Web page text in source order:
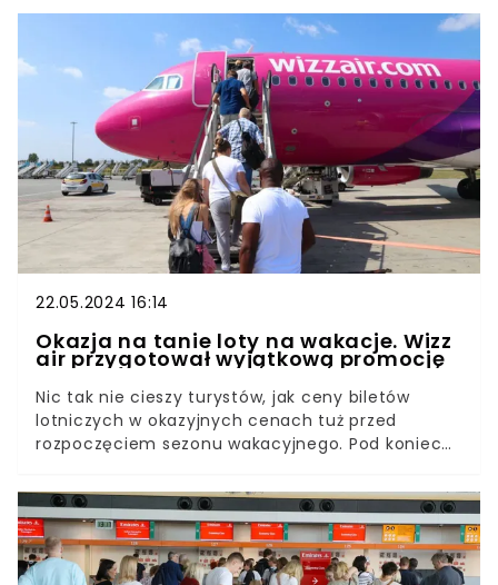
strony skutecznie podbije atrakcyjność każdej
europejskiej wyspy. Te cztery propozycje
gwarantują niesamowite wrażenia z wakacji i
szansę na lot w bardzo atrakcyjnej cenie.Czołowe
miejsca w rankingach najpiękniejszych
europejskich wysp od lat zajmują te greckie,
włoskie i chorwackie. Ale wiadomo – ile ludzi tyle
opinii, a w wyborze rajskiej wyspy na wakacje,
oprócz pięknych krajobrazów i ciepłego morza
liczy się jeszcze jedno. Cena.
22.05.2024 16:14
Okazja na tanie loty na wakacje. Wizz
air przygotował wyjątkową promocję
Nic tak nie cieszy turystów, jak ceny biletów
lotniczych w okazyjnych cenach tuż przed
rozpoczęciem sezonu wakacyjnego. Pod koniec
promocyjną. Świętuje swoje 20. urodziny i z tego
okazji na podróżnych czekają tanie loty na
wszystkich kierunkach.